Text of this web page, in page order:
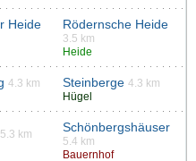
Heide Rödernsche Heide
3.5 km
Heide
4.3 km
Steinberge 4.3 km
Hügel
5.3 km
Schönbergshäuser
5.4 km
Bauernhof